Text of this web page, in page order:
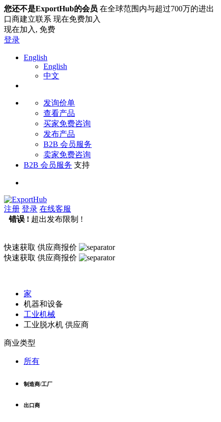
您还不是ExportHub的会员 在全球范围内与超过700万的进出
口商建立联系 现在免费加入
现在加入, 免费
登录
English
English
中文
发询价单
查看产品
买家免费咨询
发布产品
B2B 会员服务
卖家免费咨询
B2B 会员服务 支持
注册 登录 在线客服
错误 ! 超出发布限制 !
快速获取 供应商报价
快速获取 供应商报价
家
机器和设备
工业机械
工业脱水机 供应商
商业类型
所有
制造商/工厂
出口商